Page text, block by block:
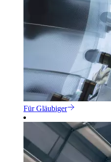
Für Gläubiger